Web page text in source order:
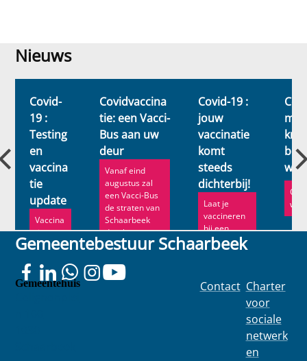
Nieuws
Nieuws
Covid-
19 :
Testing
en
vaccina
tie
update
Vaccina
tie en
testloca
update
Covidvaccina
tie: een Vacci-
Bus aan uw
deur
Vanaf eind
augustus zal
een Vacci-Bus
de straten van
Schaarbeek
doorkr...
Covid-19 :
jouw
vaccinatie
komt
steeds
dichterbij!
Laat je
vaccineren
bij een
Vacci-bus of
in een
Gemeentebestuur Schaarbeek
Gemeentehuis Contact Charter
voor
sociale
netwerk
en